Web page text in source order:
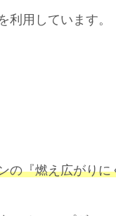
用しています。
の『燃え広がり